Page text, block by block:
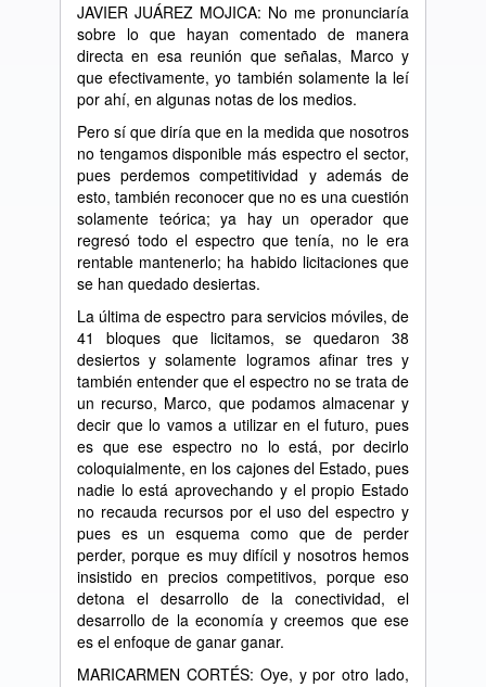
JAVIER JUÁREZ MOJICA: No me pronunciaría
sobre lo que hayan comentado de manera
directa en esa reunión que señalas, Marco y
que efectivamente, yo también solamente la leí
por ahí, en algunas notas de los medios.
Pero sí que diría que en la medida que nosotros
no tengamos disponible más espectro el sector,
pues perdemos competitividad y además de
esto, también reconocer que no es una cuestión
solamente teórica; ya hay un operador que
regresó todo el espectro que tenía, no le era
rentable mantenerlo; ha habido licitaciones que
se han quedado desiertas.
La última de espectro para servicios móviles, de
41 bloques que licitamos, se quedaron 38
desiertos y solamente logramos afinar tres y
también entender que el espectro no se trata de
un recurso, Marco, que podamos almacenar y
decir que lo vamos a utilizar en el futuro, pues
es que ese espectro no lo está, por decirlo
coloquialmente, en los cajones del Estado, pues
nadie lo está aprovechando y el propio Estado
no recauda recursos por el uso del espectro y
pues es un esquema como que de perder
perder, porque es muy difícil y nosotros hemos
insistido en precios competitivos, porque eso
detona el desarrollo de la conectividad, el
desarrollo de la economía y creemos que ese
es el enfoque de ganar ganar.
MARICARMEN CORTÉS: Oye, y por otro lado,